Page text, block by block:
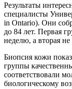
Результаты
специалисты
in Ontario). Они
до 84 лет. Первая
неделю, а вторая
Биопсия кожи
группы
соответствовали
биологическому